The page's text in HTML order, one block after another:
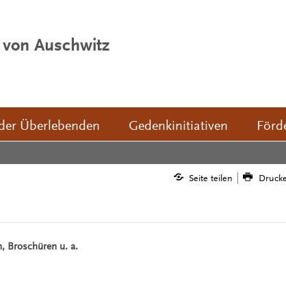
Auschwitz
Überlebenden Gedenkinitiativen
Seite teilen
Broschüren u. a.